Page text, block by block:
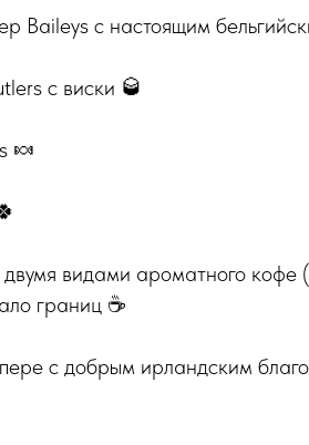
Baileys с настоящим
с виски 🥃
🍬
видами ароматного
границ ☕️
с добрым ирландским